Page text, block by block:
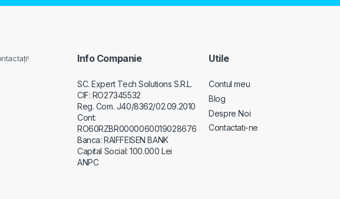
Info Companie
SC. Expert Tech Solutions S.R.L.
CIF: RO27345532
Reg. Com. J40/8362/02.09.2010
Cont:
RO60RZBR0000060019028676
Banca: RAIFFEISEN BANK
Capital Social: 100.000 Lei
ANPC
Utile
Contul meu
Blog
Despre Noi
Contactati-ne